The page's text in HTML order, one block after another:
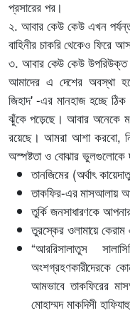
প্রসারের পর।
২. আবার কেউ কেউ এখন
বাহিনীর চাকরি থেকেও ফিরে
৩. আবার কেউ কেউ উপরিউক্ত
আমাদের এ দেশের অবস্থা
জিহাদ' -এর মানহাজ হচ্ছে
ঝুঁকে পড়েছে। আবার অনেকে
রয়েছে। আমরা আশা করবো,
অস্পষ্টতা ও বোঝার ভুলগুলোকে
তানজিমের (অর্থাৎ
তাকফির-এর মাসআলায়
তুর্কি জনসাধারণকে
তুরস্কের ওলামায়ে
“আররিসালাতুস
অংশগ্রহণকারীদেরকে
আমভাবে তাকফিরের
মোহাম্মদ মাকদিসী